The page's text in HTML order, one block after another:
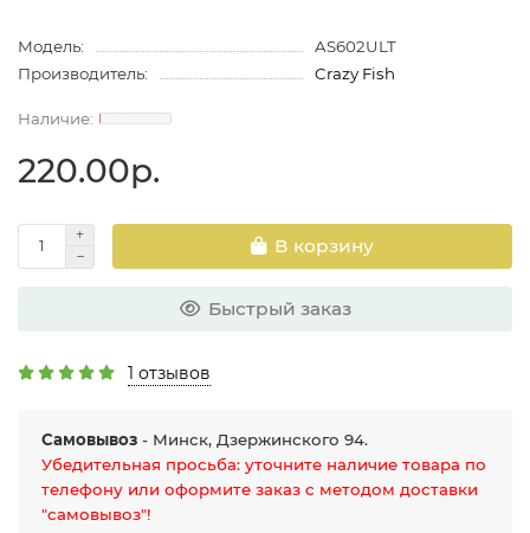
Модель:
AS602ULT
Производитель:
Crazy Fish
220.00р.
В корзину
Быстрый заказ
1 отзывов
Самовывоз - Минск, Дзержинского 94.
Убедительная просьба: уточните наличие товара по
телефону или оформите заказ с методом доставки
"самовывоз"!